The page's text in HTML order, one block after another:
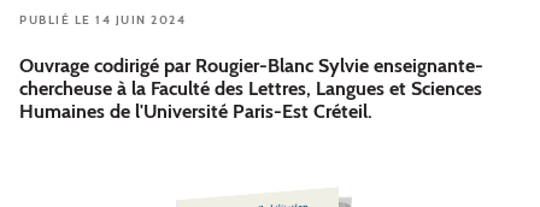
PUBLIÉ LE 14 JUIN 2024
Ouvrage codirigé par Rougier-Blanc Sylvie enseignante-
chercheuse à la Faculté des Lettres, Langues et Sciences
Humaines de l'Université Paris-Est Créteil.